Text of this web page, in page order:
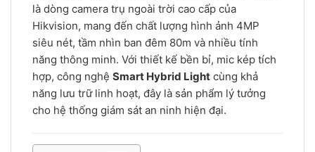
là dòng camera trụ ngoài trời cao cấp của
Hikvision, mang đến chất lượng hình ảnh 4MP
siêu nét, tầm nhìn ban đêm 80m và nhiều tính
năng thông minh. Với thiết kế bền bỉ, mic kép tích
hợp, công nghệ Smart Hybrid Light cùng khả
năng lưu trữ linh hoạt, đây là sản phẩm lý tưởng
cho hệ thống giám sát an ninh hiện đại.